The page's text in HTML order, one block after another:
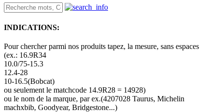
INDICATIONS:
Pour chercher parmi nos produits tapez, la mesure, sans espaces
(ex.: 16.9R34
10.0/75-15.3
12.4-28
10-16.5(Bobcat)
ou seulement le matchcode 14.9R28 = 14928)
ou le nom de la marque, par ex.(4207028 Taurus, Michelin
machxbib, Goodyear, Bridgestone...)